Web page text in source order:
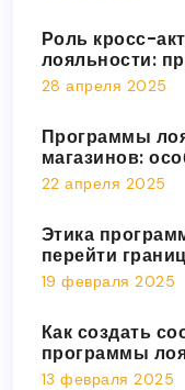
Роль кросс-
лояльности:
28 апреля 2025
Программы
магазинов:
22 апреля 2025
Этика
перейти
19 февраля 2025
Как создать
программы
13 февраля 2025